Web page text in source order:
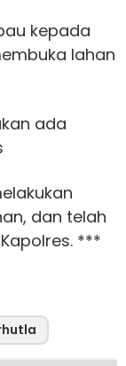
kepada
lahan
ada
dan telah
***